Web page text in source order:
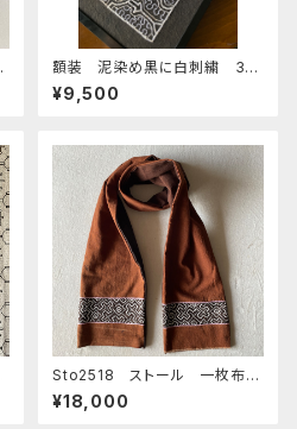
額装 泥染め黒に白刺繍 30
cm
¥9,500
Sto2518 ストール 一枚布の
両サイドに刺繍 裏側アマゾン
の泥染め黒と焦茶 １５０x１７
¥18,000